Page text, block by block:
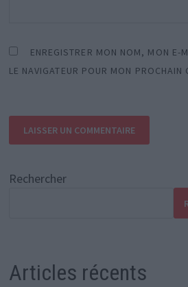
ENREGISTRER MON NOM, MON E-
LE NAVIGATEUR POUR MON PROCHAIN
Rechercher
Articles récents